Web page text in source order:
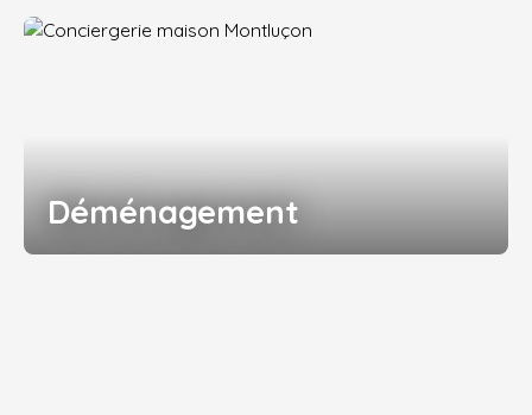
Déménagement